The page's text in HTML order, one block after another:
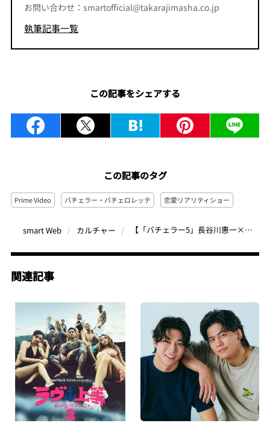
お問い合わせ：smartofficial@takarajimasha.co.jp
執筆記事一覧
この記事をシェアする
この記事のタグ
Prime Video バチェラー・バチェロレッテ 恋愛リアリティショー
smart Web カルチャー 【「バチェラー5」長谷川惠一×大内悠里インタビュー】メキシコでの知られざる恋愛秘話、意外な同棲生活とは？理想の家庭像も直撃！【※ネタバレあり】
関連記事